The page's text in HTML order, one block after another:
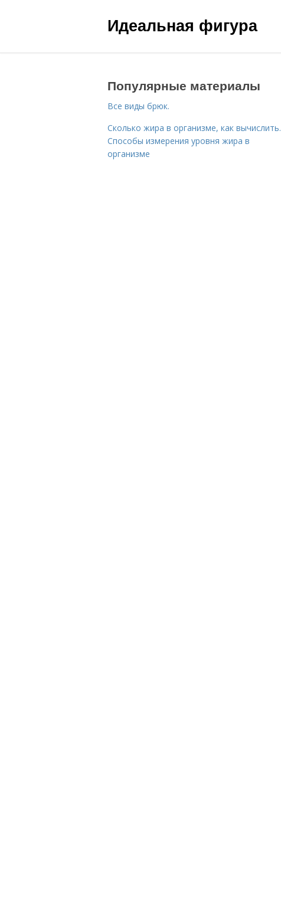
Идеальная фигура
Популярные материалы
Все виды брюк.
Сколько жира в организме, как вычислить.
Способы измерения уровня жира в
организме